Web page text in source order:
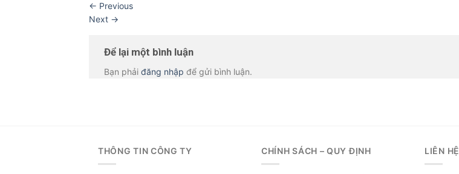
← Previous
Next →
Để lại một bình luận
Bạn phải đăng nhập để gửi bình luận.
THÔNG TIN CÔNG TY CHÍNH SÁCH – QUY ĐỊNH LIÊN HỆ